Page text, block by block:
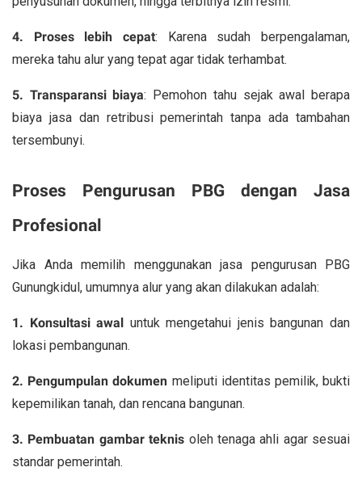
4. Proses lebih cepat: Karena sudah berpengalaman,
mereka tahu alur yang tepat agar tidak terhambat.
5. Transparansi biaya: Pemohon tahu sejak awal berapa
biaya jasa dan retribusi pemerintah tanpa ada tambahan
tersembunyi.
Proses Pengurusan PBG dengan Jasa
Profesional
Jika Anda memilih menggunakan jasa pengurusan PBG
Gunungkidul, umumnya alur yang akan dilakukan adalah:
1. Konsultasi awal
untuk mengetahui jenis bangunan dan
lokasi pembangunan.
2. Pengumpulan dokumen meliputi identitas pemilik, bukti
kepemilikan tanah, dan rencana bangunan.
3. Pembuatan gambar teknis oleh tenaga ahli agar sesuai
standar pemerintah.